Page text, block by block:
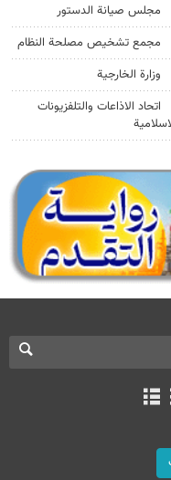
مجلس صيانة الدستور
مجمع تشخيص مصلحة النظام
وزارة الخارجية
اتحاد الاذاعات والتلفزيونات